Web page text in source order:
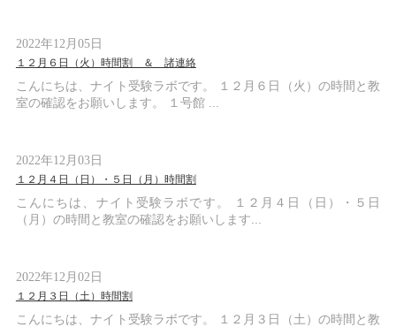
2022年12月05日
１２月６日（火）時間割 ＆ 諸連絡
こんにちは、ナイト受験ラボです。 １２月６日（火）の時間と教
室の確認をお願いします。 １号館 ...
2022年12月03日
１２月４日（日）・５日（月）時間割
こんにちは、ナイト受験ラボです。 １２月４日（日）・５日
（月）の時間と教室の確認をお願いします...
2022年12月02日
１２月３日（土）時間割
こんにちは、ナイト受験ラボです。 １２月３日（土）の時間と教